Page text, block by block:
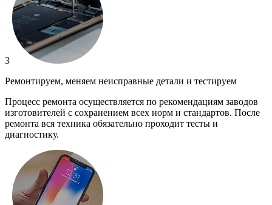
3
Ремонтируем, меняем неисправные детали и тестируем
Процесс ремонта осуществляется по рекомендациям заводов
изготовителей с сохранением всех норм и стандартов. После
ремонта вся техника обязательно проходит тесты и
диагностику.